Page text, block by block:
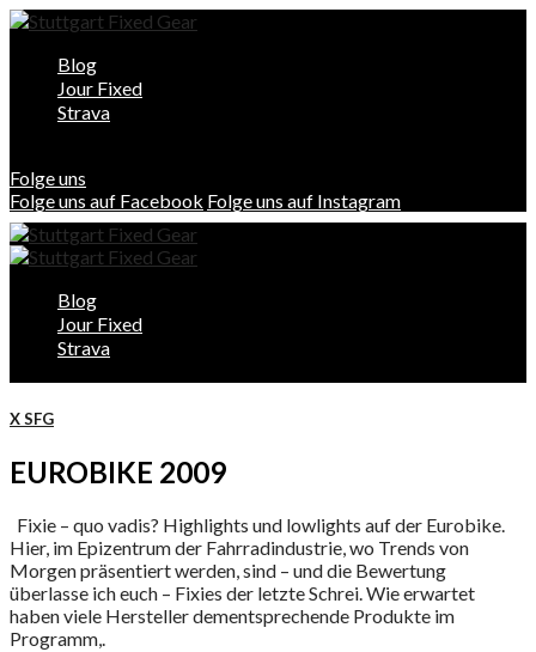
Blog
Jour Fixed
Strava
Folge uns
Folge uns auf Facebook Folge uns auf Instagram
Blog
Jour Fixed
Strava
X SFG
EUROBIKE 2009
Fixie – quo vadis? Highlights und lowlights auf der Eurobike.
Hier, im Epizentrum der Fahrradindustrie, wo Trends von
Morgen präsentiert werden, sind – und die Bewertung
überlasse ich euch – Fixies der letzte Schrei. Wie erwartet
haben viele Hersteller dementsprechende Produkte im
Programm,.